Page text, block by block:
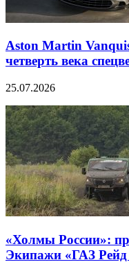
Aston Martin
четверть века
25.07.2026
«Холмы России»:
Экипажи «ГАЗ Рейд